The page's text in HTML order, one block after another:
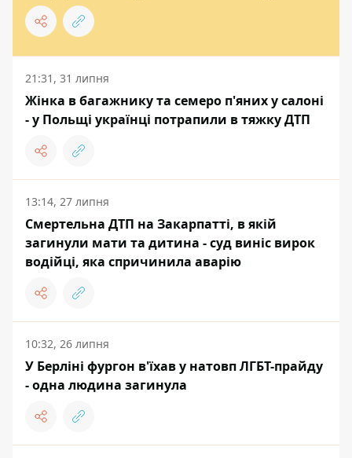
21:31, 31 липня
Жінка в багажнику та семеро п'яних у салонi
- у Польщі українці потрапили в тяжку ДТП
13:14, 27 липня
Смертельна ДТП на Закарпатті, в якій
загинули мати та дитина - суд виніс вирок
водійці, яка спричинила аварію
10:32, 26 липня
У Берліні фургон в'їхав у натовп ЛГБТ-прайду
- одна людина загинула